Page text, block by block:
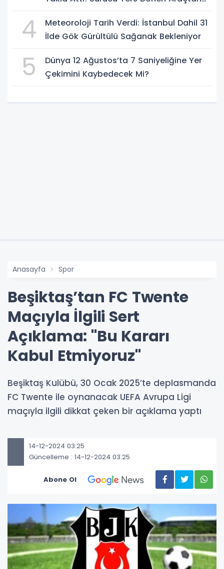
4
Meteoroloji Tarih Verdi: İstanbul Dahil 31
İlde Gök Gürültülü Sağanak Bekleniyor
5
Dünya 12 Ağustos’ta 7 Saniyeliğine Yer
Çekimini Kaybedecek Mi?
Anasayfa Spor
Beşiktaş’tan FC Twente
Maçıyla İlgili Sert
Açıklama: "Bu Kararı
Kabul Etmiyoruz"
Beşiktaş Kulübü, 30 Ocak 2025’te deplasmanda
FC Twente ile oynanacak UEFA Avrupa Ligi
maçıyla ilgili dikkat çeken bir açıklama yaptı
14-12-2024 03:25
Güncelleme : 14-12-2024 03:25
Abone Ol